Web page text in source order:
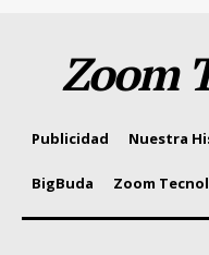
Zoom
Publicidad Nuestra
BigBuda Zoom